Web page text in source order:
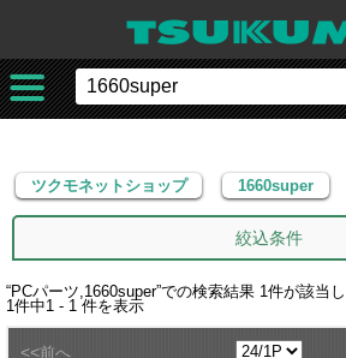
ツクモネットショップ
ツクモネットショップ 1660super
絞込条件
“PCパーツ,1660super”での検索結果 1件が該当し
1件中1 - 1 件を表示
<<前へ